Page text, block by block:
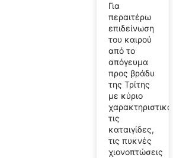
Για
περαιτέρω
επιδείνωση
του καιρού
από το
απόγευμα
προς βράδυ
της Τρίτης
με κύριο
χαρακτηριστικό
τις
καταιγίδες,
τις πυκνές
χιονοπτώσεις